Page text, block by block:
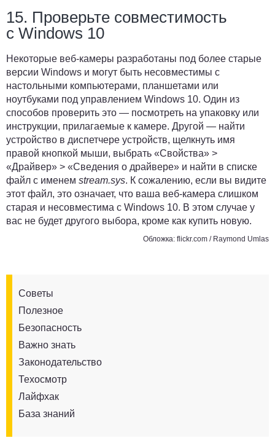
15. Проверьте совместимость
с Windows 10
Некоторые веб-камеры разработаны под более старые
версии Windows и могут быть несовместимы с
настольными компьютерами, планшетами или
ноутбуками под управлением Windows 10. Один из
способов проверить это — посмотреть на упаковку или
инструкции, прилагаемые к камере. Другой — найти
устройство в диспетчере устройств, щелкнуть имя
правой кнопкой мыши, выбрать «Свойства» >
«Драйвер» > «Сведения о драйвере» и найти в списке
файл с именем stream.sys. К сожалению, если вы видите
этот файл, это означает, что ваша веб-камера слишком
старая и несовместима с Windows 10. В этом случае у
вас не будет другого выбора, кроме как купить новую.
Обложка: flickr.com / Raymond Umlas
Советы
Полезное
Безопасность
Важно знать
Законодательство
Техосмотр
Лайфхак
База знаний